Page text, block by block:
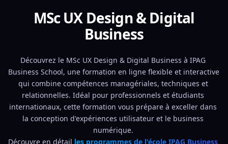
MSc UX Design & Digital
Business
Découvrez le MSc UX Design & Digital Business à IPAG
Business School, une formation en ligne flexible et interactive
qui combine compétences managériales, techniques et
relationnelles. Idéal pour professionnels et étudiants
internationaux, cette formation vous prépare à exceller dans
la conception d'expériences utilisateur et le business
numérique.
Découvre en détail les programmes de l'école IPAG Business